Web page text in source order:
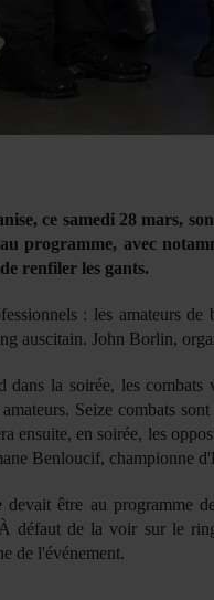
ce samedi 28 mars,
au programme, avec
renfiler les gants.
: les amateurs
auscitain. John Borlin,
dans la soirée, les
Seize combats
ensuite, en soirée, les
Benloucif, championne
devait être au programme
défaut de la voir sur le
de l'événement.